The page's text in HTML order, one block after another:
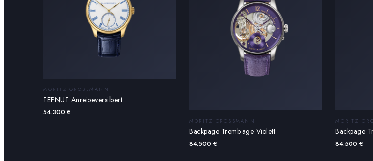
MORITZ GROSSMANN
TEFNUT Anreibeversilbert
54.300 €
MORITZ GROSSMANN
Backpage Tremblage Violett
84.500 €
MORITZ
Backpage
84.500 €